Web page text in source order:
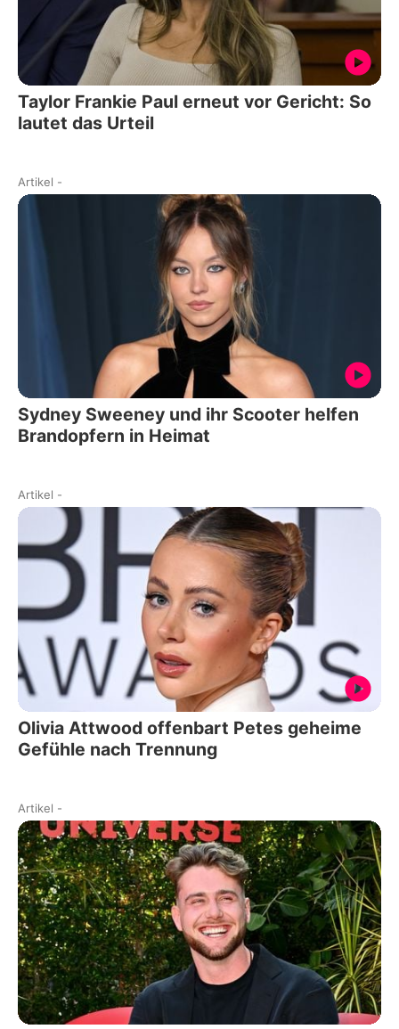
Taylor Frankie Paul erneut vor Gericht: So
lautet das Urteil
Artikel -
Sydney Sweeney und ihr Scooter helfen
Brandopfern in Heimat
Artikel -
Olivia Attwood offenbart Petes geheime
Gefühle nach Trennung
Artikel -